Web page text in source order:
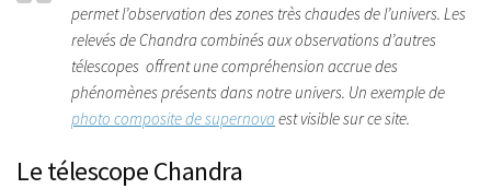
permet l’observation des zones très chaudes de l’univers. Les
relevés de Chandra combinés aux observations d’autres
télescopes offrent une compréhension accrue des
phénomènes présents dans notre univers. Un exemple de
photo composite de supernovaest visible sur ce site.
Le télescope Chandra